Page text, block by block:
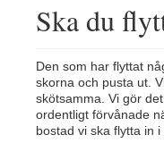
Ska du
Den som har flyttat
skorna och pusta ut.
skötsamma. Vi gör
ordentligt förvånade
bostad vi ska flytta in